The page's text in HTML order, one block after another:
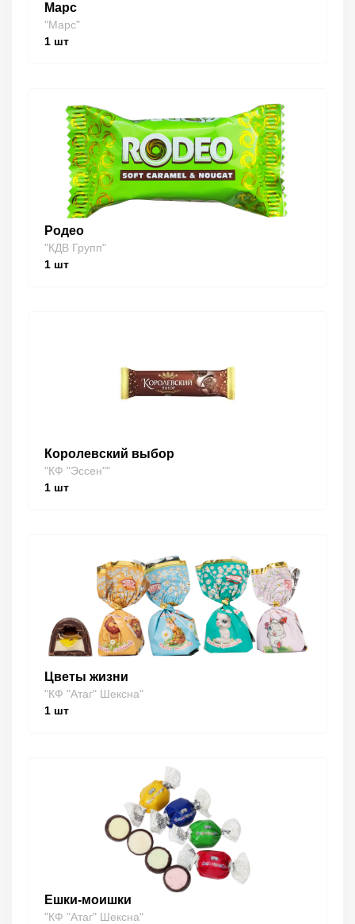
Марс
"Марс"
1 шт
Родео
"КДВ Групп"
1 шт
Королевский выбор
"КФ "Эссен""
1 шт
Цветы жизни
"КФ "Атаг" Шексна"
1 шт
Ешки-моишки
"КФ "Атаг" Шексна"